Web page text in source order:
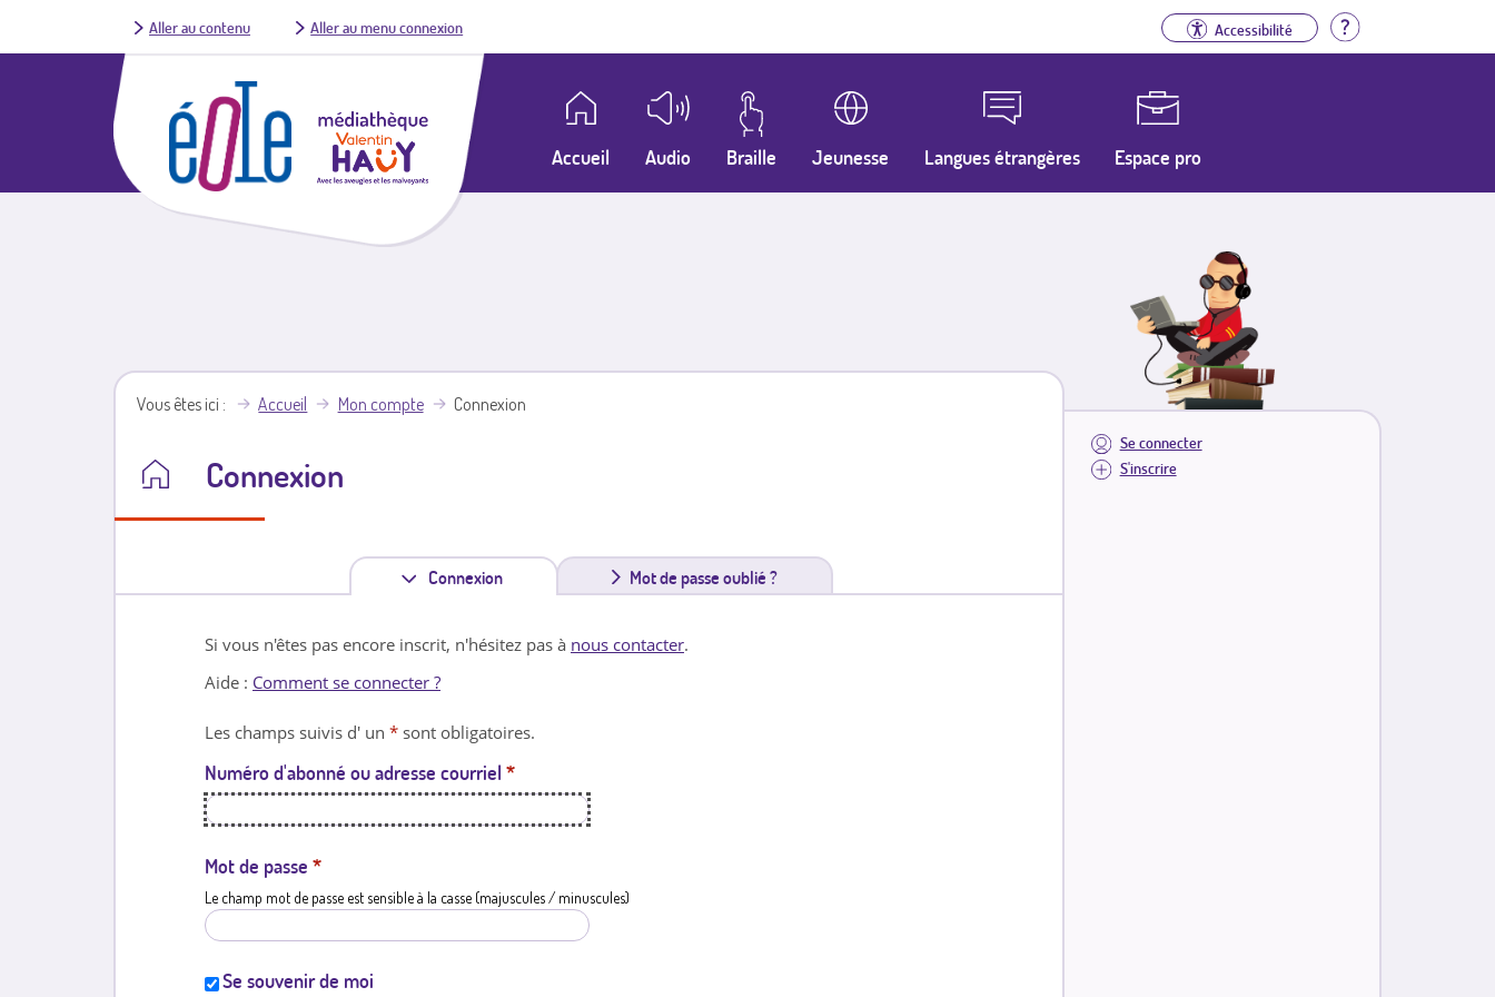
Aller au contenu Aller au menu connexion Accessibilité Aide
Accueil Audio Braille Jeunesse Langues étrangères Espace pro
Se connecter
S'inscrire
Vous êtes ici Accueil Mon compte Connexion
Connexion
Connexion
n
l
e
Mot de passe oublié ?
Si vous n'êtes pas encore inscrit, n'hésitez pas à nous contacter.
Aide : Comment se connecter ?
Les champs suivis d' un * sont obligatoires.
Numéro d'abonné ou adresse courriel *
Mot de passe *
Le champ mot de passe est sensible à la casse (majuscules / minuscules)
Se souvenir de moi